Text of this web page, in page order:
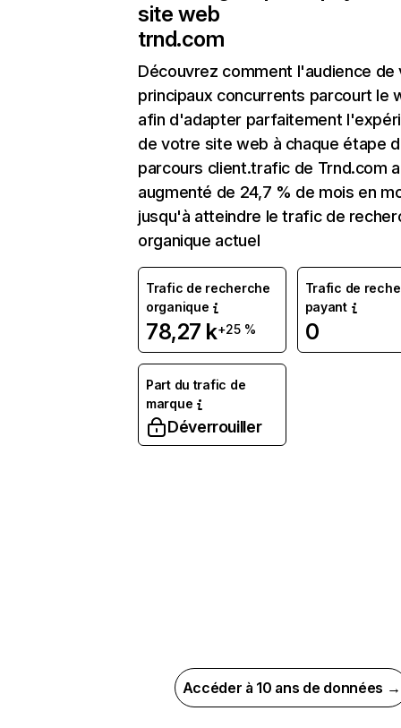
site web
trnd.com
Découvrez comment l'audience de
principaux concurrents parcourt le
afin d'adapter parfaitement
de votre site web à chaque étape
parcours client.trafic de Trnd.com a
augmenté de 24,7 % de mois en
jusqu'à atteindre le trafic de
organique actuel
Trafic de recherche
organique
78,27 k+25 %
Trafic de
payant
0
Part du trafic de
marque
Déverrouiller
Accéder à 10 ans de données →